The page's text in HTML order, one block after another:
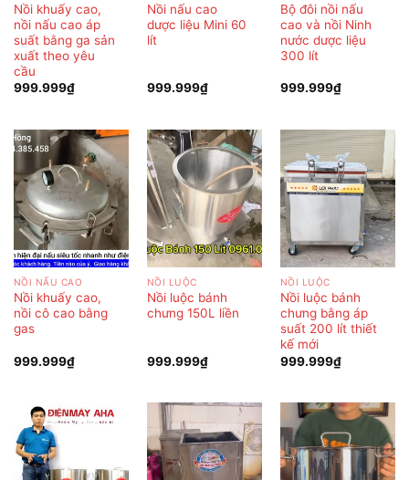
Nồi khuấy cao,
nồi nấu cao áp
suất bằng ga sản
xuất theo yêu
cầu
999.999₫
Nồi nấu cao
dược liệu Mini 60
lít
999.999₫
Bộ đôi nồi nấu
cao và nồi Ninh
nước dược liệu
300 lít
999.999₫
NỒI NẤU CAO
Nồi khuấy cao,
nồi cô cao bằng
gas
999.999₫
NỒI LUỘC
Nồi luộc bánh
chưng 150L liền
999.999₫
NỒI LUỘC
Nồi luộc bánh
chưng bằng áp
suất 200 lít thiết
kế mới
999.999₫